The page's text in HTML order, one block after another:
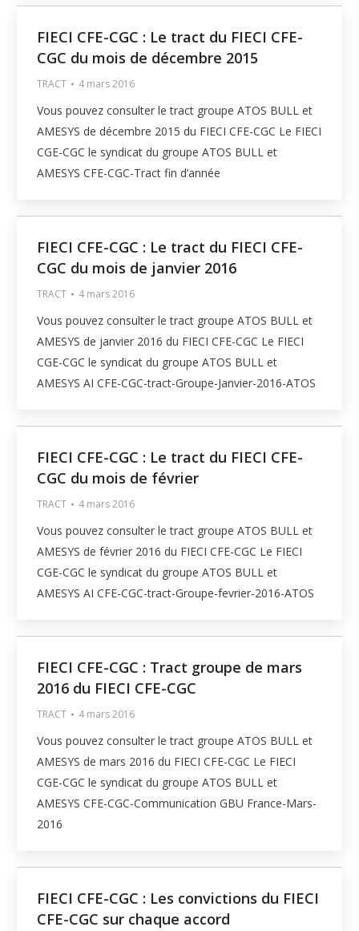
FIECI CFE-CGC : Le tract du FIECI CFE-
CGC du mois de décembre 2015
TRACT 4 mars 2016
Vous pouvez consulter le tract groupe ATOS BULL et
AMESYS de décembre 2015 du FIECI CFE-CGC Le FIECI
CGE-CGC le syndicat du groupe ATOS BULL et
AMESYS CFE-CGC-Tract fin d’année
FIECI CFE-CGC : Le tract du FIECI CFE-
CGC du mois de janvier 2016
TRACT 4 mars 2016
Vous pouvez consulter le tract groupe ATOS BULL et
AMESYS de janvier 2016 du FIECI CFE-CGC Le FIECI
CGE-CGC le syndicat du groupe ATOS BULL et
AMESYS AI CFE-CGC-tract-Groupe-Janvier-2016-ATOS
FIECI CFE-CGC : Le tract du FIECI CFE-
CGC du mois de février
TRACT 4 mars 2016
Vous pouvez consulter le tract groupe ATOS BULL et
AMESYS de février 2016 du FIECI CFE-CGC Le FIECI
CGE-CGC le syndicat du groupe ATOS BULL et
AMESYS AI CFE-CGC-tract-Groupe-fevrier-2016-ATOS
FIECI CFE-CGC : Tract groupe de mars
2016 du FIECI CFE-CGC
TRACT 4 mars 2016
Vous pouvez consulter le tract groupe ATOS BULL et
AMESYS de mars 2016 du FIECI CFE-CGC Le FIECI
CGE-CGC le syndicat du groupe ATOS BULL et
AMESYS CFE-CGC-Communication GBU France-Mars-
2016
FIECI CFE-CGC : Les convictions du FIECI
CFE-CGC sur chaque accord